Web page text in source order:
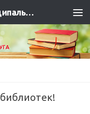
МБУК "ЦБС Липецкого муниципального района"